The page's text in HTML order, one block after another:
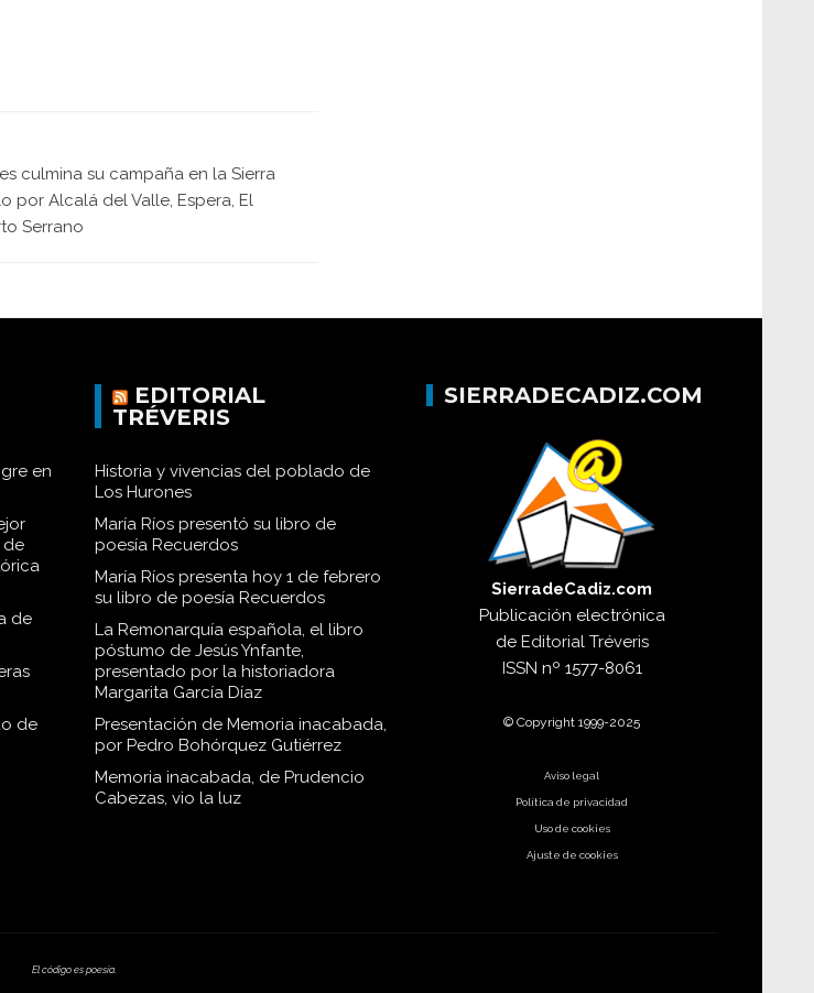
culmina su campaña en la Sierra
por Alcalá del Valle, Espera, El
Serrano
en
de
de
de
EDITORIAL
TRÉVERIS
Historia y vivencias del poblado de
Los Hurones
María Ríos presentó su libro de
poesía Recuerdos
María Ríos presenta hoy 1 de febrero
su libro de poesía Recuerdos
La Remonarquía española, el libro
póstumo de Jesús Ynfante,
presentado por la historiadora
Margarita García Díaz
Presentación de Memoria inacabada,
por Pedro Bohórquez Gutiérrez
Memoria inacabada, de Prudencio
Cabezas, vio la luz
SIERRADECADIZ.COM
SierradeCadiz.com
Publicación electrónica
de Editorial Tréveris
ISSN nº 1577-8061
© Copyright 1999-2025
Aviso legal
Política de privacidad
Uso de cookies
Ajuste de cookies
El código es poesía.